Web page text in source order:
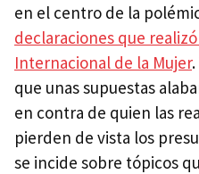
en el centro de la
declaraciones que
Internacional de la Mujer
que unas supuestas
en contra de quien las
pierden de vista los
se incide sobre tópicos